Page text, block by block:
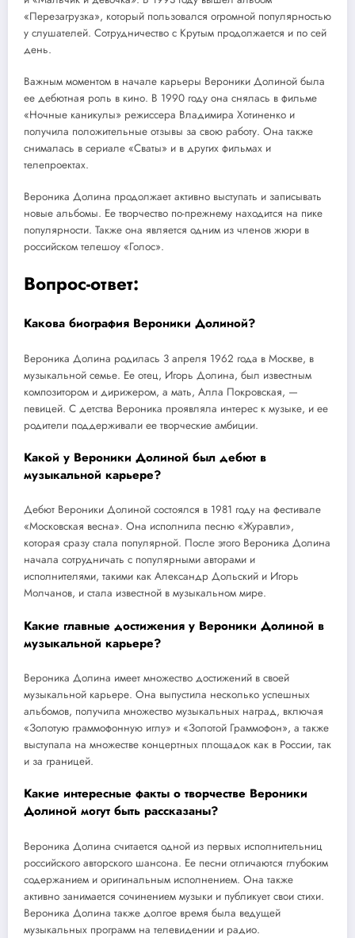
«Перезагрузка», который пользовался огромной популярностью
у слушателей. Сотрудничество с Крутым продолжается и по сей
день.
Важным моментом в начале карьеры Вероники Долиной была
ее дебютная роль в кино. В 1990 году она снялась в фильме
«Ночные каникулы» режиссера Владимира Хотиненко и
получила положительные отзывы за свою работу. Она также
снималась в сериале «Сваты» и в других фильмах и
телепроектах.
Вероника Долина продолжает активно выступать и записывать
новые альбомы. Ее творчество по-прежнему находится на пике
популярности. Также она является одним из членов жюри в
российском телешоу «Голос».
Вопрос-ответ:
Какова биография Вероники Долиной?
Вероника Долина родилась 3 апреля 1962 года в Москве, в
музыкальной семье. Ее отец, Игорь Долина, был известным
композитором и дирижером, а мать, Алла Покровская, —
певицей. С детства Вероника проявляла интерес к музыке, и ее
родители поддерживали ее творческие амбиции.
Какой у Вероники Долиной был дебют в
музыкальной карьере?
Дебют Вероники Долиной состоялся в 1981 году на фестивале
«Московская весна». Она исполнила песню «Журавли»,
которая сразу стала популярной. После этого Вероника Долина
начала сотрудничать с популярными авторами и
исполнителями, такими как Александр Дольский и Игорь
Молчанов, и стала известной в музыкальном мире.
Какие главные достижения у Вероники Долиной в
музыкальной карьере?
Вероника Долина имеет множество достижений в своей
музыкальной карьере. Она выпустила несколько успешных
альбомов, получила множество музыкальных наград, включая
«Золотую граммофонную иглу» и «Золотой Граммофон», а также
выступала на множестве концертных площадок как в России, так
и за границей.
Какие интересные факты о творчестве Вероники
Долиной могут быть рассказаны?
Вероника Долина считается одной из первых исполнительниц
российского авторского шансона. Ее песни отличаются глубоким
содержанием и оригинальным исполнением. Она также
активно занимается сочинением музыки и публикует свои стихи.
Вероника Долина также долгое время была ведущей
музыкальных программ на телевидении и радио.